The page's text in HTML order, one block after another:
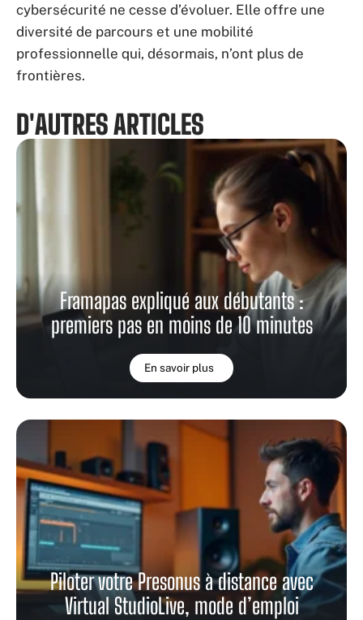
cybersécurité ne cesse d’évoluer. Elle offre une
diversité de parcours et une mobilité
professionnelle qui, désormais, n’ont plus de
frontières.
D'AUTRES ARTICLES
Framapas expliqué aux débutants :
premiers pas en moins de 10 minutes
En savoir plus
Piloter votre Presonus à distance avec
Virtual StudioLive, mode d’emploi